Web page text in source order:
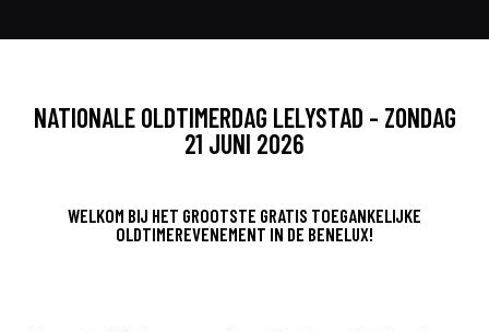
NATIONALE OLDTIMERDAG LELYSTAD - ZONDAG
21 JUNI 2026
WELKOM BIJ HET GROOTSTE GRATIS TOEGANKELIJKE
OLDTIMEREVENEMENT IN DE BENELUX!